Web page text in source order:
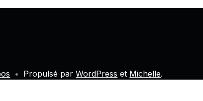
• Propulsé parWordPress et Michelle.